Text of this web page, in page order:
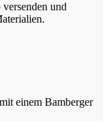
und
einem Bamberger